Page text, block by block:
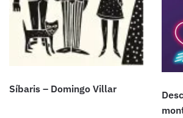
Síbaris – Domingo Villar